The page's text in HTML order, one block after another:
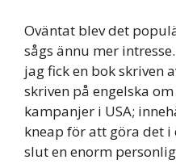
Oväntat blev det
sågs ännu mer
jag fick en bok skriven
skriven på engelska
kampanjer i USA;
kneap för att göra det
slut en enorm